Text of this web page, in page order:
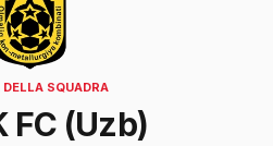
SQUADRA
FC (Uzb)